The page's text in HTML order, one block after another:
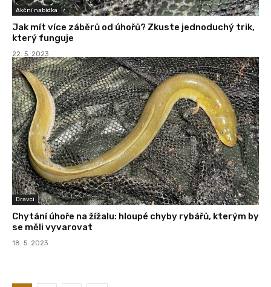
Akční nabídka
Jak mít více záběrů od úhořů? Zkuste jednoduchý trik,
který funguje
22. 5. 2023
Dravci
Chytání úhoře na žížalu: hloupé chyby rybářů, kterým by
se měli vyvarovat
18. 5. 2023